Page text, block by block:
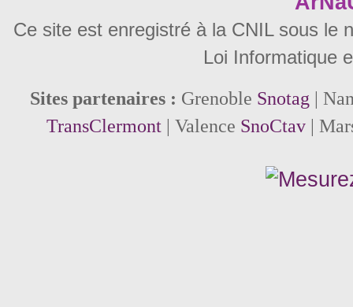
Ce site est enregistré à la CNIL sous le
Loi Informatique
Sites partenaires : Grenoble Snotag |
TransClermont| Valence SnoCtav|